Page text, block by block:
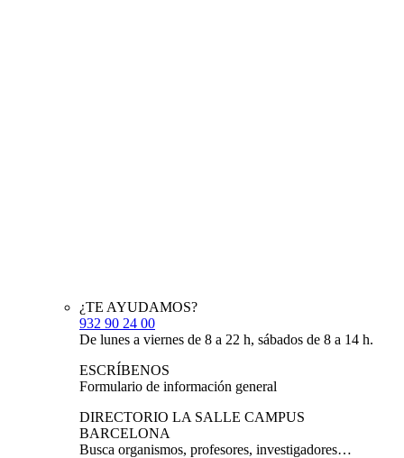
¿TE AYUDAMOS?
932 90 24 00
De lunes a viernes de 8 a 22 h, sábados de 8 a 14 h.
ESCRÍBENOS
Formulario de información general
DIRECTORIO LA SALLE CAMPUS
BARCELONA
Busca organismos, profesores, investigadores…